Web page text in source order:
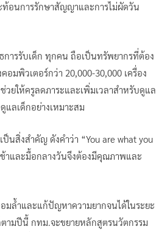
ท้อนการรักษาสัญญาและการไม่ผัดวัน
การรับเด็ก ทุกคน ถือเป็นทรัพยากรที่ต้อง
มพิวเตอร์กว่า 20,000-30,000 เครื่อง
ยให้ครูลดภาระและเพิ่มเวลาสำหรับดูแล
ลเด็กอย่างเหมาะสม
นสิ่งสำคัญ ดังคำว่า “You are what you
าและมื้อกลางวันจึงต้องมีคุณภาพและ
มล้ำและแก้ปัญหาความยากจนได้ในระยะ
ตามปีนี้ กทม.จะขยายหลักสูตรนวัตกรรม